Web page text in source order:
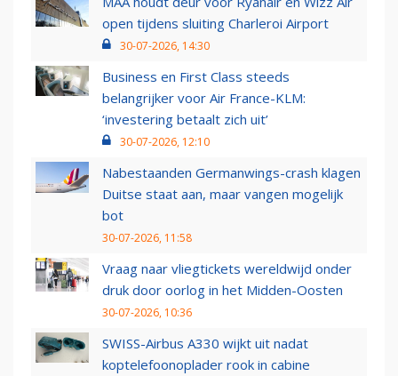
open tijdens sluiting Charleroi Airport
30-07-2026, 14:30
Business en First Class steeds
belangrijker voor Air France-KLM:
‘investering betaalt zich uit’
30-07-2026, 12:10
Nabestaanden Germanwings-crash klagen
Duitse staat aan, maar vangen mogelijk
bot
30-07-2026, 11:58
Vraag naar vliegtickets wereldwijd onder
druk door oorlog in het Midden-Oosten
30-07-2026, 10:36
SWISS-Airbus A330 wijkt uit nadat
koptelefoonoplader rook in cabine